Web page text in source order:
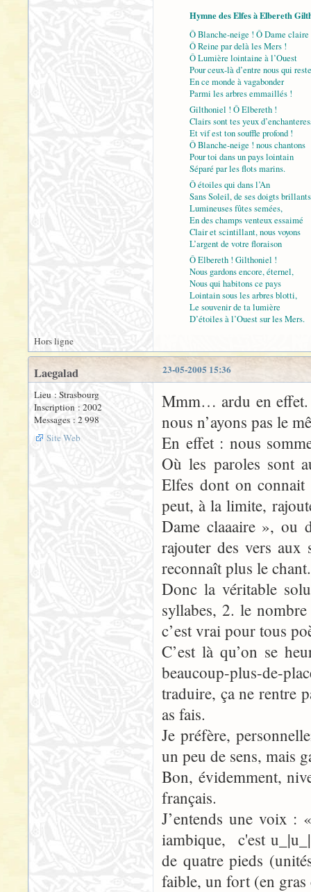
Hymne des Elfes à Elbereth
Ô Blanche-neige ! Ô Dame
Ô Reine par delà les Mers !
Ô Lumière lointaine à l’Ouest
Pour ceux-là d’entre nous qui
En ce monde à vagabonder
Parmi les arbres emmaillés !
Gilthoniel ! Ô Elbereth !
Clairs sont tes yeux
Et vif est ton souffle profond !
Ô Blanche-neige ! nous chantons
Pour toi dans un pays lointain
Séparé par les flots marins.
Ô étoiles qui dans l’An
Sans Soleil, de ses doigts
Lumineuses fûtes semées,
En des champs venteux essaimé
Clair et scintillant, nous voyons
L’argent de votre floraison
Ô Elbereth ! Gilthoniel !
Nous gardons encore, éternel,
Nous qui habitons ce pays
Lointain sous les arbres blotti,
Le souvenir de ta lumière
D’étoiles à l’Ouest sur les Mers.
Hors ligne
23-05-2005 15:36
Laegalad
Lieu : Strasbourg
Inscription : 2002
Messages : 2 998
Site Web
Mmm… ardu en effet.
nous n’ayons pas le
En effet : nous
Où les paroles sont
Elfes dont on
peut, à la limite,
Dame claaaire », ou
rajouter des vers aux
reconnaît plus le chant.
Donc la véritable
syllabes, 2. le
c’est vrai pour tous
C’est là qu’on se
beaucoup-plus-de-
traduire, ça ne rentre
as fais.
Je préfère,
un peu de sens, mais
Bon, évidemment,
français.
J’entends une voix :
iambique, c'est
de quatre pieds
faible, un fort (en gras